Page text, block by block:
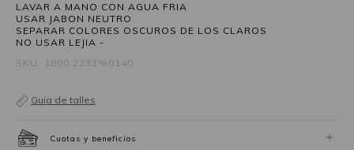
LAVAR A MANO CON AGUA FRIA
USAR JABON NEUTRO
SEPARAR COLORES OSCUROS DE LOS CLAROS
NO USAR LEJIA -
SKU: 1800.2233%0140
Guia de talles
Cuotas y beneficios